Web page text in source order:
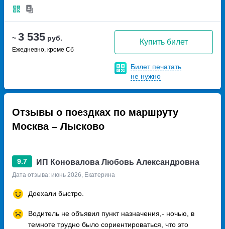
~ 3 535 руб.
Ежедневно, кроме Сб
Купить билет
Билет печатать
не нужно
Отзывы о поездках по маршруту
Москва – Лысково
9.7 ИП Коновалова Любовь Александровна
Дата отзыва: июнь 2026, Екатерина
Доехали быстро.
Водитель не объявил пункт назначения,- ночью, в
темноте трудно было сориентироваться, что это